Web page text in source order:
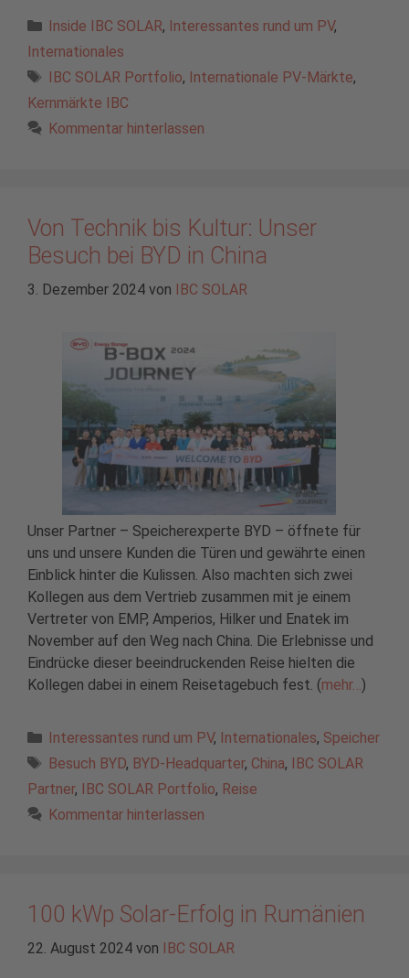
Kategorien
Inside IBC SOLAR, Interessantes rund um PV,
Internationales
Schlagwörter
IBC SOLAR Portfolio, Internationale PV-Märkte,
Kernmärkte IBC
Kommentar hinterlassen
Von Technik bis Kultur: Unser
Besuch bei BYD in China
3. Dezember 2024 von IBC SOLAR
Unser Partner – Speicherexperte BYD – öffnete für
uns und unsere Kunden die Türen und gewährte einen
Einblick hinter die Kulissen. Also machten sich zwei
Kollegen aus dem Vertrieb zusammen mit je einem
Vertreter von EMP, Amperios, Hilker und Enatek im
November auf den Weg nach China. Die Erlebnisse und
Eindrücke dieser beeindruckenden Reise hielten die
Kollegen dabei in einem Reisetagebuch fest. (mehr…)
Kategorien
Interessantes rund um PV, Internationales, Speicher
Schlagwörter
Besuch BYD, BYD-Headquarter, China, IBC SOLAR
Partner, IBC SOLAR Portfolio, Reise
Kommentar hinterlassen
100 kWp Solar-Erfolg in Rumänien
22. August 2024 von IBC SOLAR